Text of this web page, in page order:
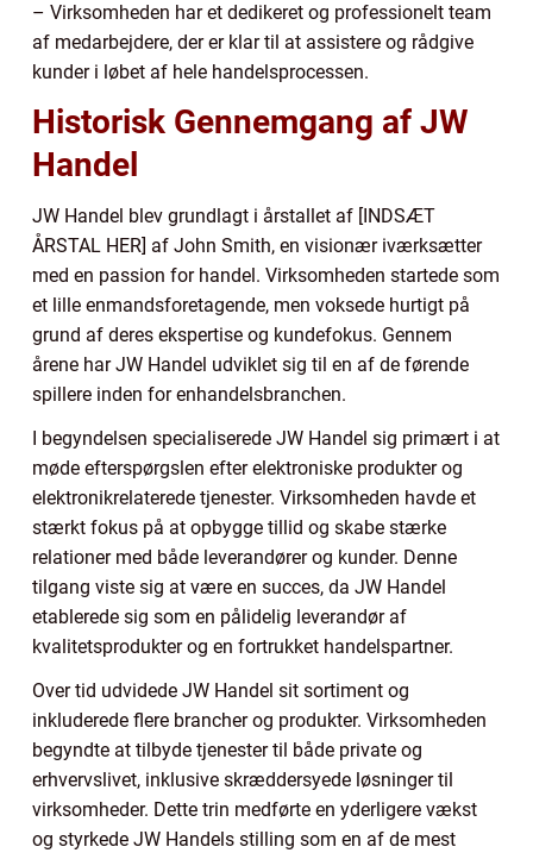
– Virksomheden har et dedikeret og professionelt team
af medarbejdere, der er klar til at assistere og rådgive
kunder i løbet af hele handelsprocessen.
Historisk Gennemgang af JW
Handel
JW Handel blev grundlagt i årstallet af [INDSÆT
ÅRSTAL HER] af John Smith, en visionær iværksætter
med en passion for handel. Virksomheden startede som
et lille enmandsforetagende, men voksede hurtigt på
grund af deres ekspertise og kundefokus. Gennem
årene har JW Handel udviklet sig til en af de førende
spillere inden for enhandelsbranchen.
I begyndelsen specialiserede JW Handel sig primært i at
møde efterspørgslen efter elektroniske produkter og
elektronikrelaterede tjenester. Virksomheden havde et
stærkt fokus på at opbygge tillid og skabe stærke
relationer med både leverandører og kunder. Denne
tilgang viste sig at være en succes, da JW Handel
etablerede sig som en pålidelig leverandør af
kvalitetsprodukter og en fortrukket handelspartner.
Over tid udvidede JW Handel sit sortiment og
inkluderede flere brancher og produkter. Virksomheden
begyndte at tilbyde tjenester til både private og
erhvervslivet, inklusive skræddersyede løsninger til
virksomheder. Dette trin medførte en yderligere vækst
og styrkede JW Handels stilling som en af de mest